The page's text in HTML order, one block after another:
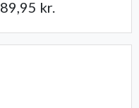
89,95 kr.